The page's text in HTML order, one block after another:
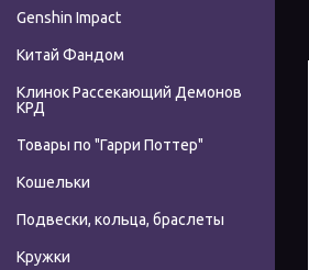
Genshin Impact
Китай Фандом
Клинок Рассекающий Демонов
КРД
Товары по "Гарри Поттер"
Кошельки
Подвески, кольца, браслеты
Кружки